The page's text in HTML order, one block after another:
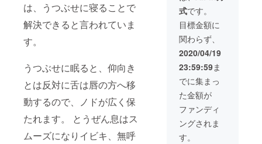
は、うつぶせに寝ることで
解決できると言われていま
す。
うつぶせに眠ると、仰向き
とは反対に舌は唇の方へ移
動するので、ノドが広く保
たれます。 とうぜん息はス
ムーズになりイビキ、無呼
況によ
り出荷
時期が
遅れる
場合が
ありま
すご了
承くだ
さい。
格に違
いがあ
る場合
がござ
いま
す。本
製品の
性能お
よび付
属品に
変更は
ござい
ません
取扱説
明書 × 1
枚 ・保
証書 × 1
枚 ・お
届け予
定：
2020/5
月末ま
で ※専
用カ
バーが
必要な
場合は
8（税
込・送
料込）
にて承
りま
す。
■FUSE
RO4の
パッ
ケージ
内容 ・
枕本体
× 1個 ・
パイプ
式です。
目標金額に
関わらず、
2020/04/19
23:59:59ま
でに集まっ
た金額が
ファンディ
ングされま
す。